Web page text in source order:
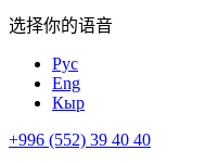
选择你的语音
Рус
Eng
Кыр
+996 (552) 39 40 40